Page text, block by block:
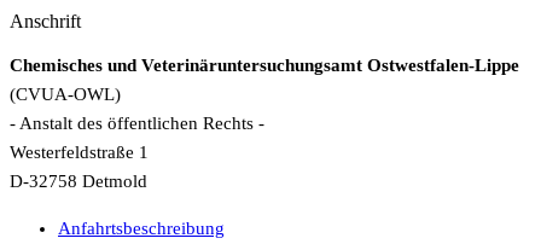
Anschrift
Chemisches und Veterinäruntersuchungsamt Ostwestfalen-Lippe
(CVUA-OWL)
- Anstalt des öffentlichen Rechts -
Westerfeldstraße 1
D-32758 Detmold
Anfahrtsbeschreibung